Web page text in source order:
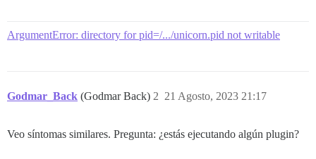
ArgumentError: directory for pid=/.../unicorn.pid not writable
Godmar_Back (Godmar Back) 21 Agosto, 2023 21:17
2
Veo síntomas similares. Pregunta: ¿estás ejecutando algún plugin?